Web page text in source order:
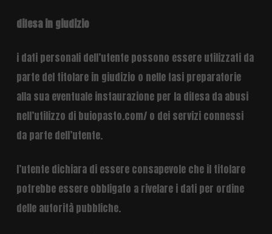
difesa in giudizio
i dati personali dell’utente possono essere utilizzati da
parte del titolare in giudizio o nelle fasi preparatorie
alla sua eventuale instaurazione per la difesa da abusi
nell’utilizzo di buiopasto.com/ o dei servizi connessi
da parte dell’utente.
l’utente dichiara di essere consapevole che il titolare
potrebbe essere obbligato a rivelare i dati per ordine
delle autorità pubbliche.